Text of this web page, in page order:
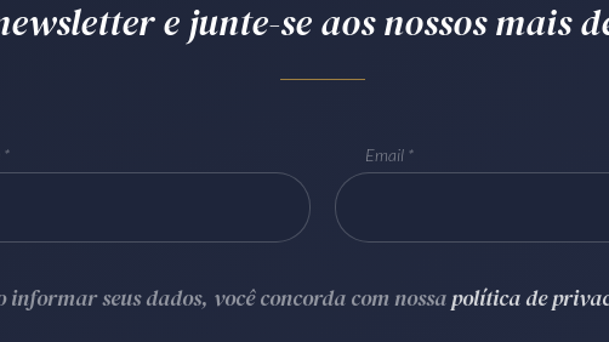
e junte-se aos nossos mais
Email
informar seus dados, você concorda com nossapolítica de